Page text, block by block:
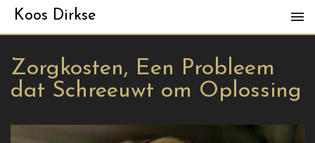
Koos Dirkse
Zorgkosten, Een Probleem
dat Schreeuwt om Oplossing